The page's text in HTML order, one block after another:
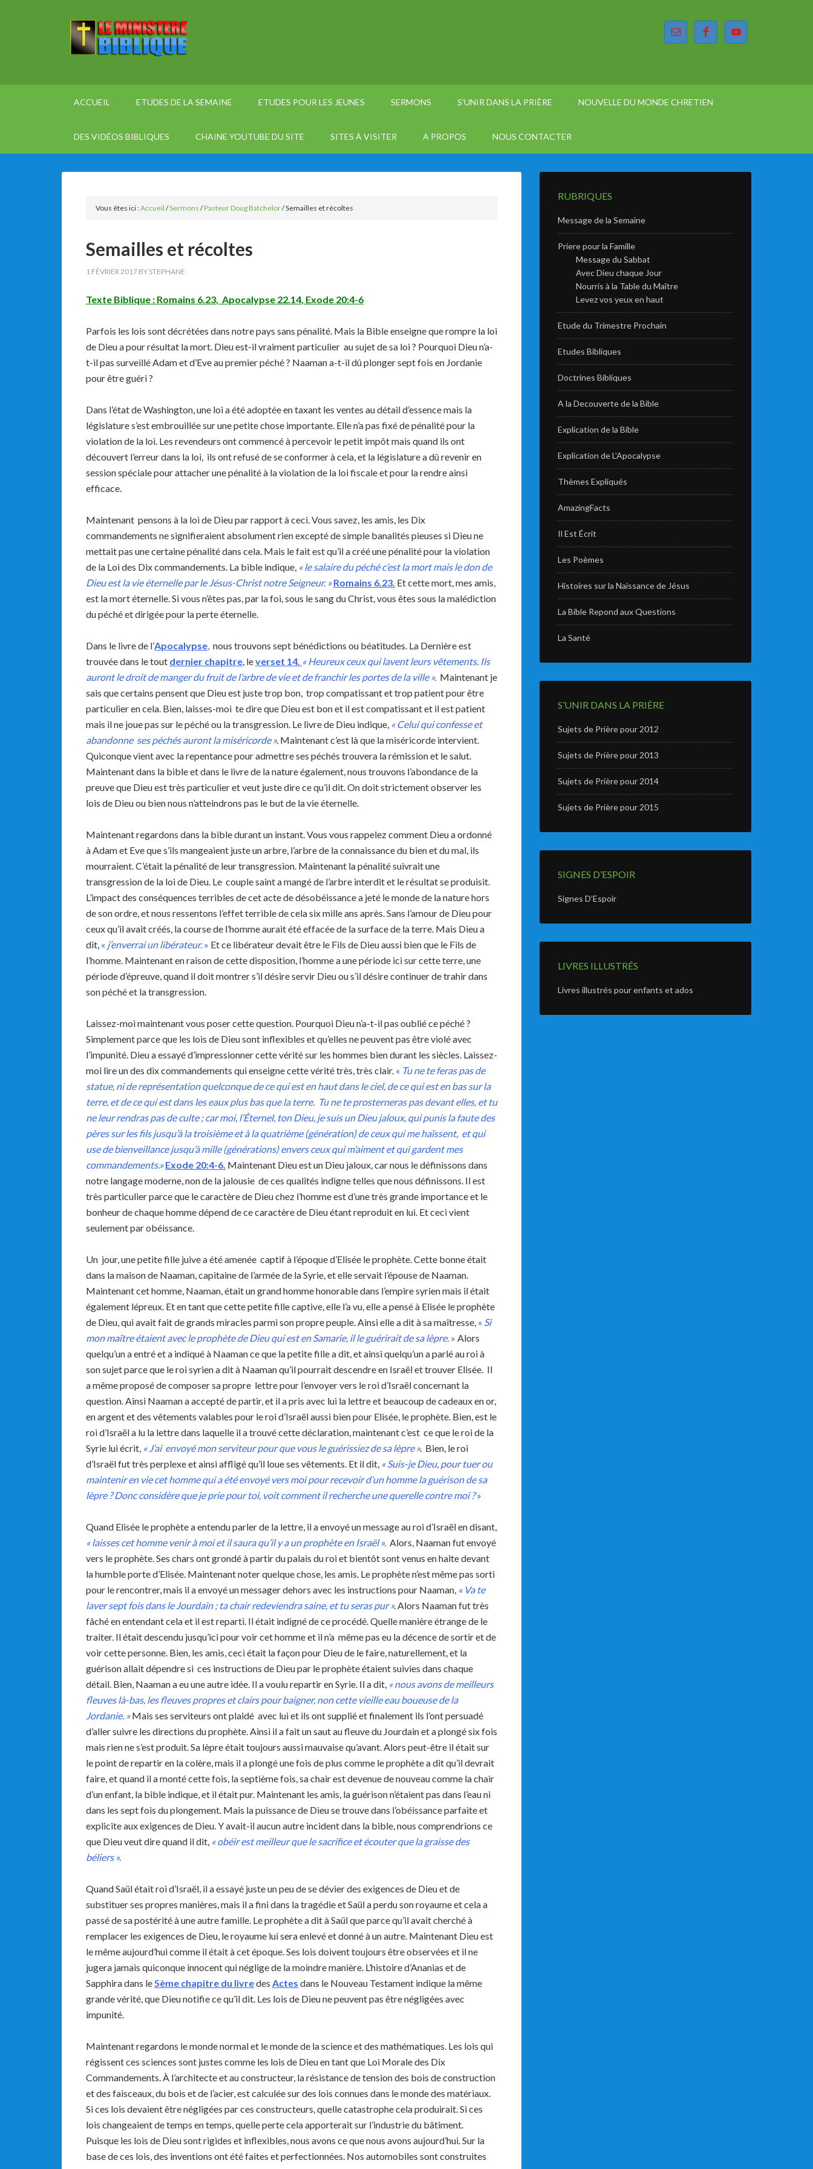
ACCUEIL ETUDES DE LA SEMAINE ETUDES POUR LES JEUNES SERMONS S’UNIR DANS LA PRIÈRE NOUVELLE DU MONDE CHRETIEN
DES VIDÉOS BIBLIQUES CHAINE YOUTUBE DU SITE SITES À VISITER A PROPOS NOUS CONTACTER
Vous êtes ici :Accueil /Sermons /Pasteur Doug Batchelor/Semailles et récoltes
Semailles et récoltes
1 FÉVRIER 2017 BY STEPHANE
Texte Biblique : Romains 6.23, Apocalypse 22.14, Exode 20:4-6
Parfois les lois sont décrétées dans notre pays sans pénalité. Mais la Bible enseigne que rompre la loi
de Dieu a pour résultat la mort. Dieu est-il vraiment particulier au sujet de sa loi ? Pourquoi Dieu n’a-
t-il pas surveillé Adam et d’Eve au premier péché ? Naaman a-t-il dû plonger sept fois en Jordanie
pour être guéri ?
Dans l’état de Washington, une loi a été adoptée en taxant les ventes au détail d’essence mais la
législature s’est embrouillée sur une petite chose importante. Elle n’a pas fixé de pénalité pour la
violation de la loi. Les revendeurs ont commencé à percevoir le petit impôt mais quand ils ont
découvert l’erreur dans la loi, ils ont refusé de se conformer à cela, et la législature a dû revenir en
session spéciale pour attacher une pénalité à la violation de la loi fiscale et pour la rendre ainsi
efficace.
Maintenant pensons à la loi de Dieu par rapport à ceci. Vous savez, les amis, les Dix
commandements ne signifieraient absolument rien excepté de simple banalités pieuses si Dieu ne
mettait pas une certaine pénalité dans cela. Mais le fait est qu’il a créé une pénalité pour la violation
de la Loi des Dix commandements. La bible indique, « le salaire du péché c’est la mort mais le don de
Dieu est la vie éternelle par le Jésus-Christ notre Seigneur. » Romains 6.23. Et cette mort, mes amis,
est la mort éternelle. Si vous n’êtes pas, par la foi, sous le sang du Christ, vous êtes sous la malédiction
du péché et dirigée pour la perte éternelle.
Dans le livre de l’Apocalypse, nous trouvons sept bénédictions ou béatitudes. La Dernière est
trouvée dans le tout dernier chapitre, leverset 14. « Heureux ceux qui lavent leurs vêtements. Ils
auront le droit de manger du fruit de l’arbre de vie et de franchir les portes de la ville ». Maintenant je
sais que certains pensent que Dieu est juste trop bon, trop compatissant et trop patient pour être
particulier en cela. Bien, laisses-moi te dire que Dieu est bon et il est compatissant et il est patient
mais il ne joue pas sur le péché ou la transgression. Le livre de Dieu indique, « Celui qui confesse et
abandonne ses péchés auront la miséricorde ». Maintenant c’est là que la miséricorde intervient.
Quiconque vient avec la repentance pour admettre ses péchés trouvera la rémission et le salut.
Maintenant dans la bible et dans le livre de la nature également, nous trouvons l’abondance de la
preuve que Dieu est très particulier et veut juste dire ce qu’il dit. On doit strictement observer les
lois de Dieu ou bien nous n’atteindrons pas le but de la vie éternelle.
Maintenant regardons dans la bible durant un instant. Vous vous rappelez comment Dieu a ordonné
à Adam et Eve que s’ils mangeaient juste un arbre, l’arbre de la connaissance du bien et du mal, ils
mourraient. C’était la pénalité de leur transgression. Maintenant la pénalité suivrait une
transgression de la loi de Dieu. Le couple saint a mangé de l’arbre interdit et le résultat se produisit.
L’impact des conséquences terribles de cet acte de désobéissance a jeté le monde de la nature hors
de son ordre, et nous ressentons l’effet terrible de cela six mille ans après. Sans l’amour de Dieu pour
ceux qu’il avait créés, la course de l’homme aurait été effacée de la surface de la terre. Mais Dieu a
dit, « j’enverrai un libérateur. » Et ce libérateur devait être le Fils de Dieu aussi bien que le Fils de
l’homme. Maintenant en raison de cette disposition, l’homme a une période ici sur cette terre, une
période d’épreuve, quand il doit montrer s’il désire servir Dieu ou s’il désire continuer de trahir dans
son péché et la transgression.
Laissez-moi maintenant vous poser cette question. Pourquoi Dieu n’a-t-il pas oublié ce péché ?
Simplement parce que les lois de Dieu sont inflexibles et qu’elles ne peuvent pas être violé avec
l’impunité. Dieu a essayé d’impressionner cette vérité sur les hommes bien durant les siècles. Laissez-
moi lire un des dix commandements qui enseigne cette vérité très, très clair. « Tu ne te feras pas de
statue, ni de représentation quelconque de ce qui est en haut dans le ciel, de ce qui est en bas sur la
terre, et de ce qui est dans les eaux plus bas que la terre. Tu ne te prosterneras pas devant elles, et tu
ne leur rendras pas de culte ; car moi, l’Éternel, ton Dieu, je suis un Dieu jaloux, qui punis la faute des
pères sur les fils jusqu’à la troisième et à la quatrième (génération) de ceux qui me haïssent, et qui
use de bienveillance jusqu’à mille (générations) envers ceux qui m’aiment et qui gardent mes
commandements.» Exode 20:4-6. Maintenant Dieu est un Dieu jaloux, car nous le définissons dans
notre langage moderne, non de la jalousie de ces qualités indigne telles que nous définissons. Il est
très particulier parce que le caractère de Dieu chez l’homme est d’une très grande importance et le
bonheur de chaque homme dépend de ce caractère de Dieu étant reproduit en lui. Et ceci vient
seulement par obéissance.
Un jour, une petite fille juive a été amenée captif à l’époque d’Elisée le prophète. Cette bonne était
dans la maison de Naaman, capitaine de l’armée de la Syrie, et elle servait l’épouse de Naaman.
Maintenant cet homme, Naaman, était un grand homme honorable dans l’empire syrien mais il était
également lépreux. Et en tant que cette petite fille captive, elle l’a vu, elle a pensé à Elisée le prophète
de Dieu, qui avait fait de grands miracles parmi son propre peuple. Ainsi elle a dit à sa maîtresse, « Si
mon maître étaient avec le prophète de Dieu qui est en Samarie, il le guérirait de sa lèpre. » Alors
quelqu’un a entré et a indiqué à Naaman ce que la petite fille a dit, et ainsi quelqu’un a parlé au roi à
son sujet parce que le roi syrien a dit à Naaman qu’il pourrait descendre en Israël et trouver Elisée. Il
a même proposé de composer sa propre lettre pour l’envoyer vers le roi d’Israël concernant la
question. Ainsi Naaman a accepté de partir, et il a pris avec lui la lettre et beaucoup de cadeaux en or,
en argent et des vêtements valables pour le roi d’Israël aussi bien pour Elisée, le prophète. Bien, est le
roi d’Israël a lu la lettre dans laquelle il a trouvé cette déclaration, maintenant c’est ce que le roi de la
Syrie lui écrit, « J’ai envoyé mon serviteur pour que vous le guérissiez de sa lèpre ». Bien, le roi
d’Israël fut très perplexe et ainsi affligé qu’il loue ses vêtements. Et il dit, « Suis-je Dieu, pour tuer ou
maintenir en vie cet homme qui a été envoyé vers moi pour recevoir d’un homme la guérison de sa
lèpre ? Donc considère que je prie pour toi, voit comment il recherche une querelle contre moi ?»
Quand Elisée le prophète a entendu parler de la lettre, il a envoyé un message au roi d’Israël en disant,
« laisses cet homme venir à moi et il saura qu’il y a un prophète en Israël ». Alors, Naaman fut envoyé
vers le prophète. Ses chars ont grondé à partir du palais du roi et bientôt sont venus en halte devant
la humble porte d’Elisée. Maintenant noter quelque chose, les amis. Le prophète n’est même pas sorti
pour le rencontrer, mais il a envoyé un messager dehors avec les instructions pour Naaman, « Va te
laver sept fois dans le Jourdain ; ta chair redeviendra saine, et tu seras pur ».Alors Naaman fut très
fâché en entendant cela et il est reparti. Il était indigné de ce procédé. Quelle manière étrange de le
traiter. Il était descendu jusqu’ici pour voir cet homme et il n’a même pas eu la décence de sortir et de
voir cette personne. Bien, les amis, ceci était la façon pour Dieu de le faire, naturellement, et la
guérison allait dépendre si ces instructions de Dieu par le prophète étaient suivies dans chaque
détail. Bien, Naaman a eu une autre idée. Il a voulu repartir en Syrie. Il a dit, « nous avons de meilleurs
fleuves là-bas, les fleuves propres et clairs pour baigner, non cette vieille eau boueuse de la
Jordanie. »Mais ses serviteurs ont plaidé avec lui et ils ont supplié et finalement ils l’ont persuadé
d’aller suivre les directions du prophète. Ainsi il a fait un saut au fleuve du Jourdain et a plongé six fois
mais rien ne s’est produit. Sa lèpre était toujours aussi mauvaise qu’avant. Alors peut-être il était sur
le point de repartir en la colère, mais il a plongé une fois de plus comme le prophète a dit qu’il devrait
faire, et quand il a monté cette fois, la septième fois, sa chair est devenue de nouveau comme la chair
d’un enfant, la bible indique, et il était pur. Maintenant les amis, la guérison n’étaient pas dans l’eau ni
dans les sept fois du plongement. Mais la puissance de Dieu se trouve dans l’obéissance parfaite et
explicite aux exigences de Dieu. Y avait-il aucun autre incident dans la bible, nous comprendrions ce
que Dieu veut dire quand il dit, « obéir est meilleur que le sacrifice et écouter que la graisse des
béliers ».
Quand Saül était roi d’Israël, il a essayé juste un peu de se dévier des exigences de Dieu et de
substituer ses propres manières, mais il a fini dans la tragédie et Saül a perdu son royaume et cela a
passé de sa postérité à une autre famille. Le prophète a dit à Saül que parce qu’il avait cherché à
remplacer les exigences de Dieu, le royaume lui sera enlevé et donné à un autre. Maintenant Dieu est
le même aujourd’hui comme il était à cet époque. Ses lois doivent toujours être observées et il ne
jugera jamais quiconque innocent qui néglige de la moindre manière. L’histoire d’Ananias et de
Sapphira dans le5ème chapitre du livredes Actes dans le Nouveau Testament indique la même
grande vérité, que Dieu notifie ce qu’il dit. Les lois de Dieu ne peuvent pas être négligées avec
impunité.
Maintenant regardons le monde normal et le monde de la science et des mathématiques. Les lois qui
régissent ces sciences sont justes comme les lois de Dieu en tant que Loi Morale des Dix
Commandements. À l’architecte et au constructeur, la résistance de tension des bois de construction
et des faisceaux, du bois et de l’acier, est calculée sur des lois connues dans le monde des matériaux.
Si ces lois devaient être négligées par ces constructeurs, quelle catastrophe cela produirait. Si ces
lois changeaient de temps en temps, quelle perte cela apporterait sur l’industrie du bâtiment.
Puisque les lois de Dieu sont rigides et inflexibles, nous avons ce que nous avons aujourd’hui. Sur la
base de ces lois, des inventions ont été faites et perfectionnées. Nos automobiles sont construites
RUBRIQUES
Message de la Semaine
Priere pour la Famille
Message du Sabbat
Avec Dieu chaque Jour
Nourris à la Table du Maître
Levez vos yeux en haut
Etude du Trimestre Prochain
Etudes Bibliques
Doctrines Bibliques
A la Decouverte de la Bible
Explication de la Bible
Explication de L’Apocalypse
Thèmes Expliqués
AmazingFacts
Il Est Écrit
Les Poèmes
Histoires sur la Naissance de Jésus
La Bible Repond aux Questions
La Santé
S’UNIR DANS LA PRIÈRE
Sujets de Prière pour 2012
Sujets de Prière pour 2013
Sujets de Prière pour 2014
Sujets de Prière pour 2015
SIGNES D’ESPOIR
Signes D’Espoir
LIVRES ILLUSTRÉS
Livres illustrés pour enfants et ados